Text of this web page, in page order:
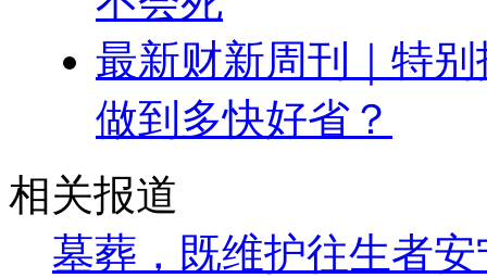
最新财新周刊｜特
做到多快好省？
相关报道
墓葬，既维护往生者